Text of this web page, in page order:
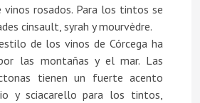
vinos rosados. Para los tintos se
cinsault, syrah y mourvèdre.
de los vinos de Córcega ha
las montañas y el mar. Las
tienen un fuerte acento
y sciacarello para los tintos,